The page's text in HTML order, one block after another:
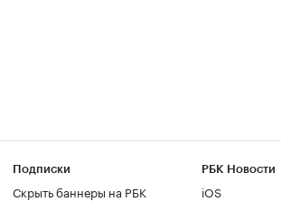
Подписки
Скрыть баннеры на РБК
РБК Новости
iOS